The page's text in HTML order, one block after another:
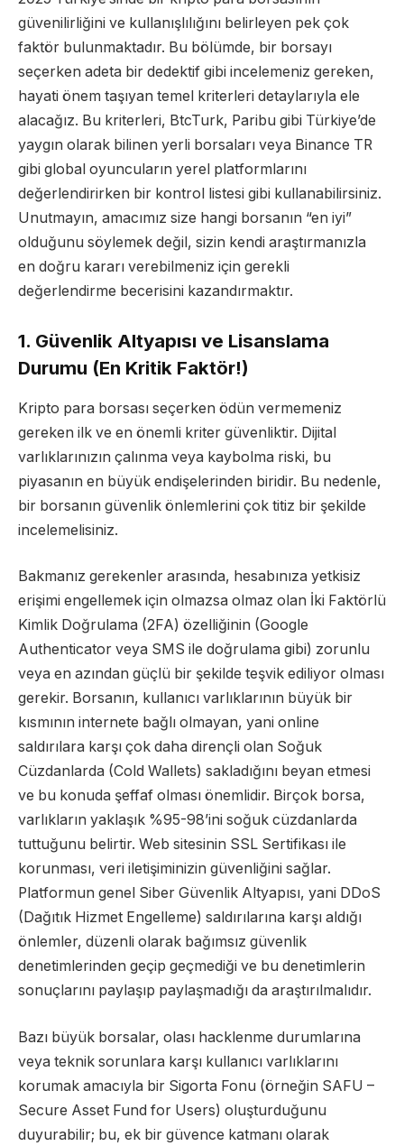
güvenilirliğini ve kullanışlılığını belirleyen pek çok
faktör bulunmaktadır. Bu bölümde, bir borsayı
seçerken adeta bir dedektif gibi incelemeniz gereken,
hayati önem taşıyan temel kriterleri detaylarıyla ele
alacağız. Bu kriterleri, BtcTurk, Paribu gibi Türkiye’de
yaygın olarak bilinen yerli borsaları veya Binance TR
gibi global oyuncuların yerel platformlarını
değerlendirirken bir kontrol listesi gibi kullanabilirsiniz.
Unutmayın, amacımız size hangi borsanın “en iyi”
olduğunu söylemek değil, sizin kendi araştırmanızla
en doğru kararı verebilmeniz için gerekli
değerlendirme becerisini kazandırmaktır.
1. Güvenlik Altyapısı ve Lisanslama
Durumu (En Kritik Faktör!)
Kripto para borsası seçerken ödün vermemeniz
gereken ilk ve en önemli kriter güvenliktir. Dijital
varlıklarınızın çalınma veya kaybolma riski, bu
piyasanın en büyük endişelerinden biridir. Bu nedenle,
bir borsanın güvenlik önlemlerini çok titiz bir şekilde
incelemelisiniz.
Bakmanız gerekenler arasında, hesabınıza yetkisiz
erişimi engellemek için olmazsa olmaz olan İki Faktörlü
Kimlik Doğrulama (2FA) özelliğinin (Google
Authenticator veya SMS ile doğrulama gibi) zorunlu
veya en azından güçlü bir şekilde teşvik ediliyor olması
gerekir. Borsanın, kullanıcı varlıklarının büyük bir
kısmının internete bağlı olmayan, yani online
saldırılara karşı çok daha dirençli olan Soğuk
Cüzdanlarda (Cold Wallets) sakladığını beyan etmesi
ve bu konuda şeffaf olması önemlidir. Birçok borsa,
varlıkların yaklaşık %95-98’ini soğuk cüzdanlarda
tuttuğunu belirtir. Web sitesinin SSL Sertifikası ile
korunması, veri iletişiminizin güvenliğini sağlar.
Platformun genel Siber Güvenlik Altyapısı, yani DDoS
(Dağıtık Hizmet Engelleme) saldırılarına karşı aldığı
önlemler, düzenli olarak bağımsız güvenlik
denetimlerinden geçip geçmediği ve bu denetimlerin
sonuçlarını paylaşıp paylaşmadığı da araştırılmalıdır.
Bazı büyük borsalar, olası hacklenme durumlarına
veya teknik sorunlara karşı kullanıcı varlıklarını
korumak amacıyla bir Sigorta Fonu (örneğin SAFU –
Secure Asset Fund for Users) oluşturduğunu
duyurabilir; bu, ek bir güvence katmanı olarak